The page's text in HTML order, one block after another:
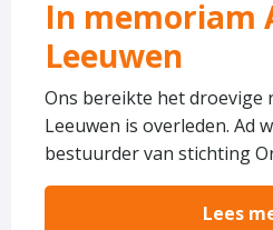
In memoriam
Leeuwen
Ons bereikte het droevige
Leeuwen is overleden. Ad
bestuurder van stichting
Lees